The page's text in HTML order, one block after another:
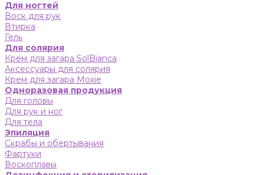
Для ногтей
Воск для рук
Втирка
Гель
Для солярия
Крем для загара SolBianca
Аксессуары для солярия
Крем для загара Moxie
Одноразовая продукция
Для головы
Для рук и ног
Для тела
Эпиляция
Скрабы и обертывания
Фартуки
Воскоплавы